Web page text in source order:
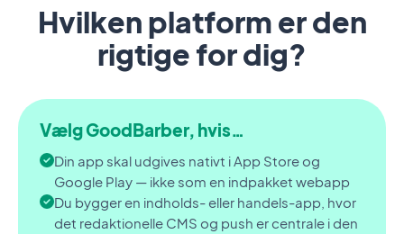
Hvilken platform er den
rigtige for dig?
Vælg GoodBarber, hvis…
Din app skal udgives nativt i App Store og
Google Play — ikke som en indpakket webapp
Du bygger en indholds- eller handels-app, hvor
det redaktionelle CMS og push er centrale i den